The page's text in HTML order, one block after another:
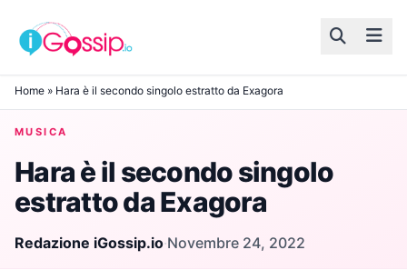
Skip to content
Home » Hara è il secondo singolo estratto da Exagora
MUSICA
Hara è il secondo singolo
estratto da Exagora
Redazione iGossip.io·Novembre 24, 2022